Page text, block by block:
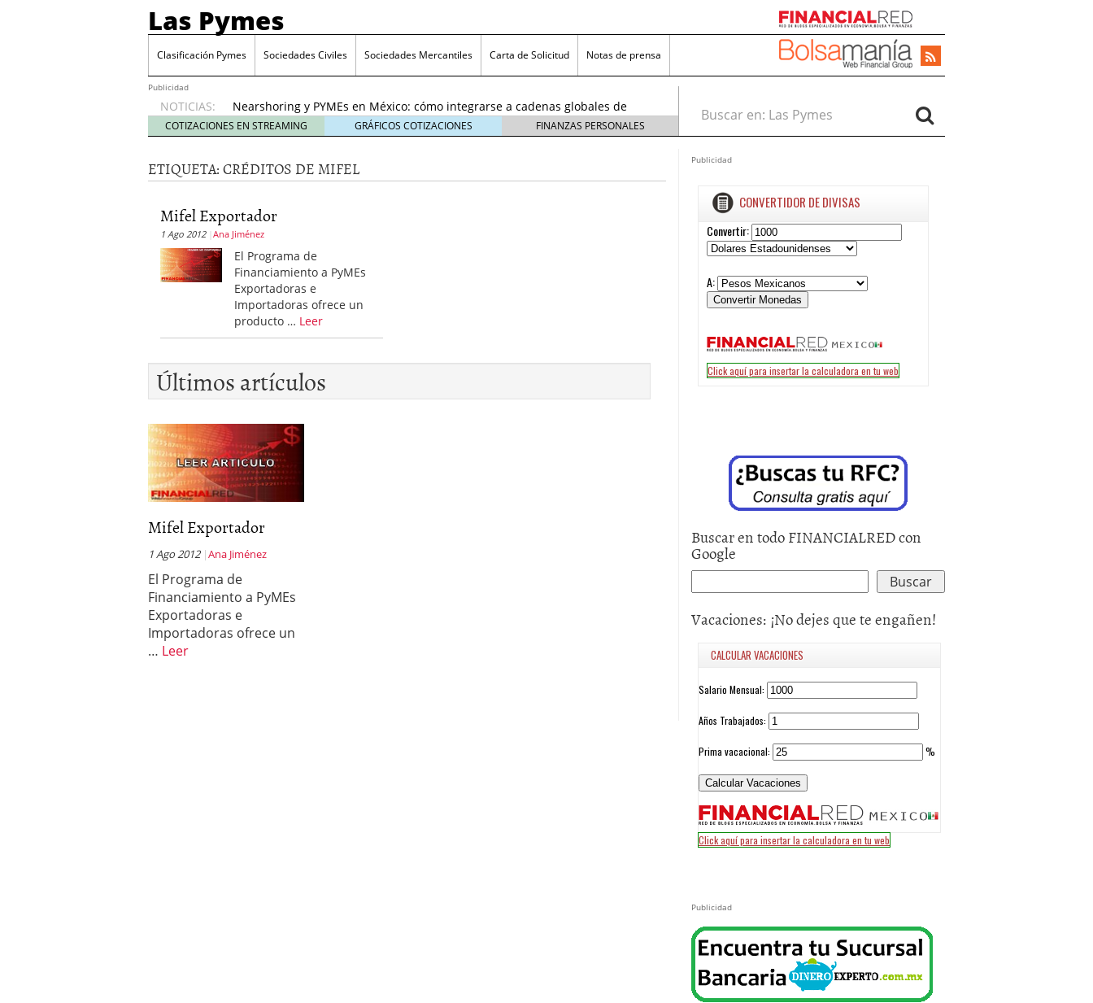
Las Pymes
Clasificación Pymes Sociedades Civiles Sociedades Mercantiles Carta de Solicitud Notas de prensa
Publicidad
NOTICIAS:
Retos de las PYMES Mexicanas rumbo al Mundial 2026: cómo prepararse
para la demanda de consumidores 6 enero, 2026
Turismo y PYMEs: qué segmentos están creciendo y cómo aprovechar la
Nearshoring y PYMEs en México: cómo integrarse a cadenas globales de
suministro 21 enero, 2026
El impacto del entorno económico 2026 en las pequeñas y medianas
Proveedores de Pemex en crisis: despidos y pérdidas en miles de PYMEs
Retos de las PYMES Mexicanas rumbo al Mundial 2026: cómo prepararse
para la demanda de consumidores
Turismo y PYMEs: qué segmentos están creciendo y cómo aprovechar la
demanda 26 enero, 2026
COTIZACIONES EN STREAMING GRÁFICOS COTIZACIONES FINANZAS PERSONALES
Buscar en:
ETIQUETA:CRÉDITOS DE MIFEL
Mifel Exportador
1 Ago 2012 Ana Jiménez
El Programa de
Financiamiento a PyMEs
Exportadoras e
Importadoras ofrece un
producto … Leer
Últimos artículos
Mifel Exportador
1 Ago 2012 Ana Jiménez
El Programa de
Financiamiento a PyMEs
Exportadoras e
Importadoras ofrece un
… Leer
Publicidad
Buscar en todo FINANCIALRED con
Google
Vacaciones: ¡No dejes que te engañen!
Publicidad